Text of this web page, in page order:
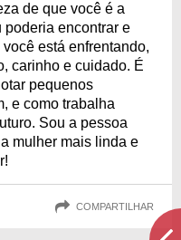
de que você é a
poderia encontrar e
está enfrentando,
carinho e cuidado. É
pequenos
e como trabalha
Sou a pessoa
mulher mais linda e
COMPARTILHAR